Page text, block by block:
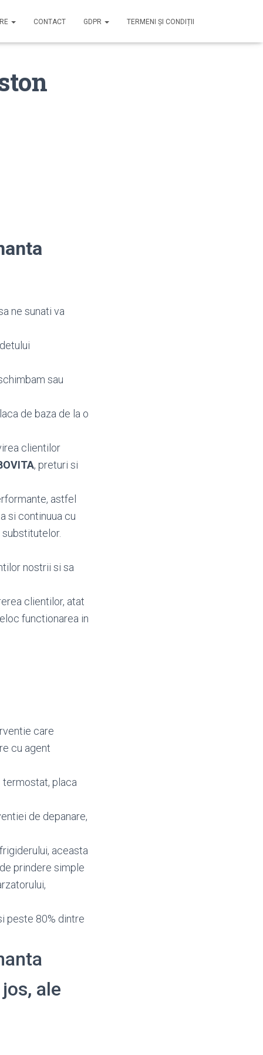
CONTACT GDPR TERMENI ȘI CONDIȚII
ne sunati va
sau
de baza de la o
clientilor
, preturi si
astfel
si continuua cu
nostrii si sa
clientilor, atat
functionarea in
care
cu agent
termostat, placa
de depanare,
aceasta
prindere simple
peste 80% dintre
ale